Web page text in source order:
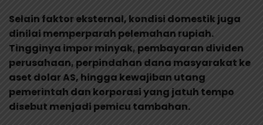
Selain faktor eksternal, kondisi domestik juga
dinilai memperparah pelemahan rupiah.
Tingginya impor minyak, pembayaran dividen
perusahaan, perpindahan dana masyarakat ke
aset dolar AS, hingga kewajiban utang
pemerintah dan korporasi yang jatuh tempo
disebut menjadi pemicu tambahan.